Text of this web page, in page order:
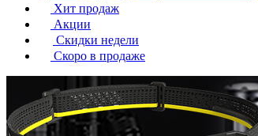
Хит продаж
Акции
Скидки недели
Скоро в продаже